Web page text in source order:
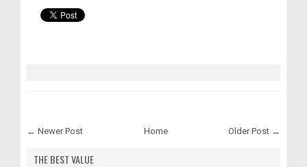
← Newer Post Older Post →
Home
THE BEST VALUE